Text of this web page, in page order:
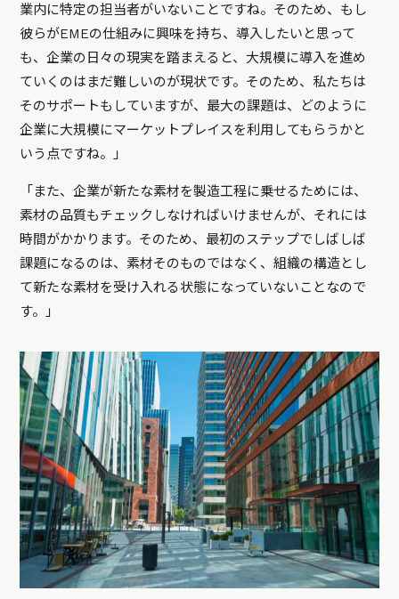
業内に特定の担当者がいないことですね。そのため、もし
彼らがEMEの仕組みに興味を持ち、導入したいと思って
も、企業の日々の現実を踏まえると、大規模に導入を進め
ていくのはまだ難しいのが現状です。そのため、私たちは
そのサポートもしていますが、最大の課題は、どのように
企業に大規模にマーケットプレイスを利用してもらうかと
いう点ですね。」
「また、企業が新たな素材を製造工程に乗せるためには、
素材の品質もチェックしなければいけませんが、それには
時間がかかります。そのため、最初のステップでしばしば
課題になるのは、素材そのものではなく、組織の構造とし
て新たな素材を受け入れる状態になっていないことなので
す。」